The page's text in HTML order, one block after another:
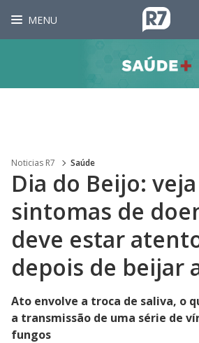
MENU
Noticias R7 Saúde
Dia do Beijo:
sintomas de
deve estar
depois de beijar
Ato envolve a troca de saliva, o
a transmissão de uma série de
fungos